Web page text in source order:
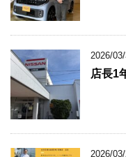
2026/03/
店長1
2026/